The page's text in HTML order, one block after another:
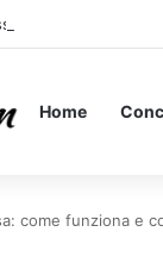
Pagati per Stare
Home
come funziona e